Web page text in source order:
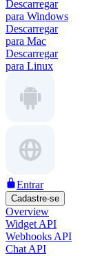
Descarregar
para Windows
Descarregar
para Mac
Descarregar
para Linux
Entrar
Cadastre-se
Overview
Widget API
Webhooks API
Chat API